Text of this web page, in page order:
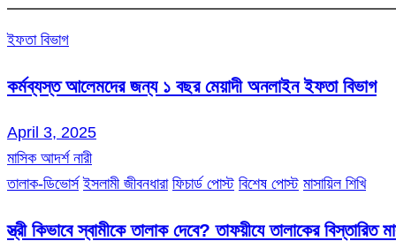
ইফতা বিভাগ
কর্মব্যস্ত আলেমদের জন্য ১ বছর মেয়াদী অনলাইন ইফতা বিভাগ
April 3, 2025
মাসিক আদর্শ নারী
তালাক-ডিভোর্স ইসলামী জীবনধারা ফিচার্ড পোস্ট বিশেষ পোস্ট মাসায়িল শিখি
স্ত্রী কিভাবে স্বামীকে তালাক দেবে? তাফয়ীযে তালাকের বিস্তারিত